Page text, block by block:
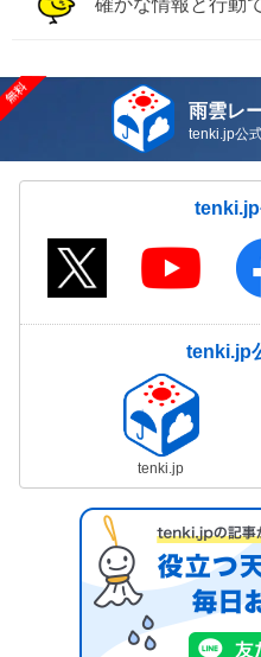
雨雲レ
tenki.jp公
tenki.jp
tenki.jp